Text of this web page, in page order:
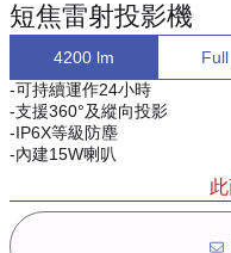
短焦雷射投影機
4200 lm
-可持續運作24小時
-支援360°及縱向投影
-IP6X等級防塵
-內建15W喇叭